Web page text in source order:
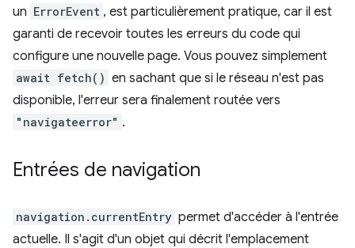
un ErrorEvent , est particulièrement pratique, car il est
garanti de recevoir toutes les erreurs du code qui
configure une nouvelle page. Vous pouvez simplement
await fetch() en sachant que si le réseau n'est pas
disponible, l'erreur sera finalement routée vers
"navigateerror" .
Entrées de navigation
navigation.currentEntry permet d'accéder à l'entrée
actuelle. Il s'agit d'un objet qui décrit l'emplacement